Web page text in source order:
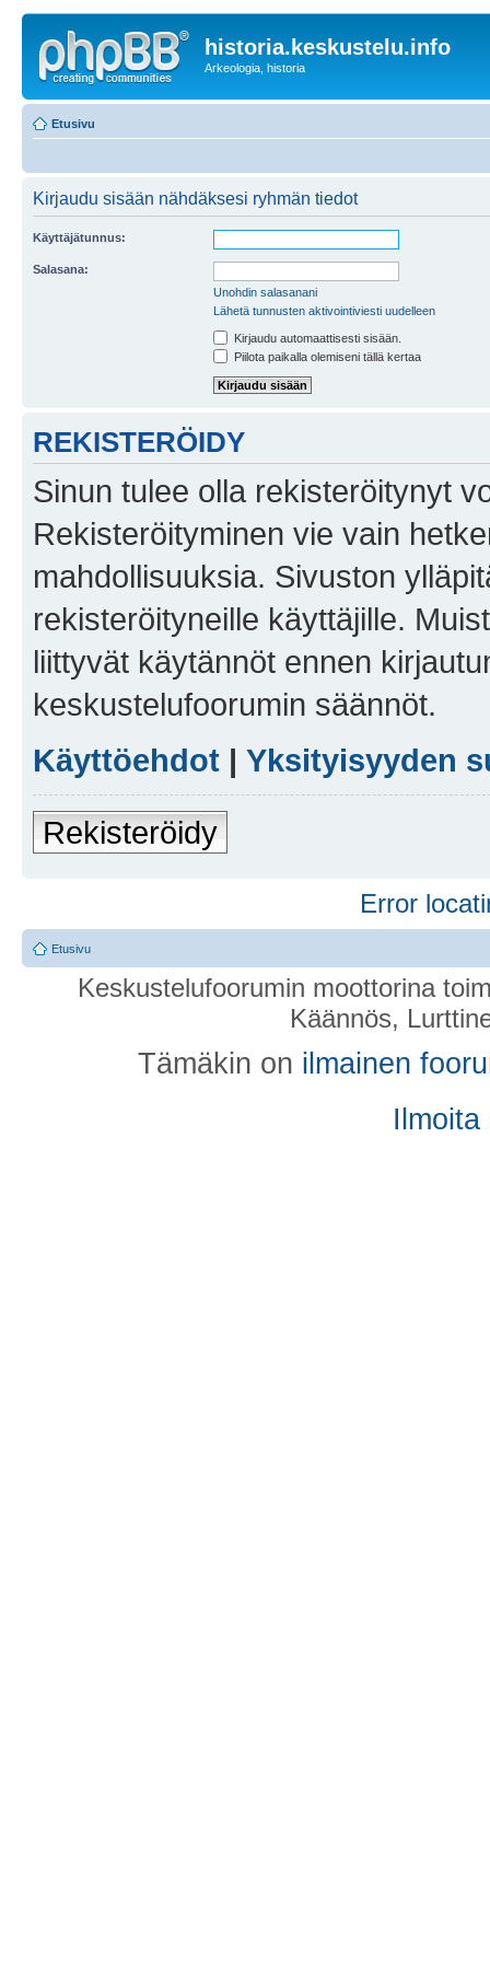
historia.keskustelu.info
Arkeologia, historia
Etusivu
Kirjaudu sisään nähdäksesi ryhmän tiedot
Käyttäjätunnus:
Salasana:
Unohdin salasanani
Lähetä tunnusten aktivointiviesti uudelleen
Kirjaudu automaattisesti sisään.
Piilota paikalla olemiseni tällä kertaa
REKISTERÖIDY
Sinun tulee olla rekisteröitynyt
Rekisteröityminen vie vain
mahdollisuuksia. Sivuston
rekisteröityneille käyttäjille.
liittyvät käytännöt ennen
keskustelufoorumin säännöt.
Käyttöehdot | Yksityisyyden
Rekisteröidy
Error
Etusivu
Keskustelufoorumin moottorina
Käännös,
Tämäkin on ilmainen